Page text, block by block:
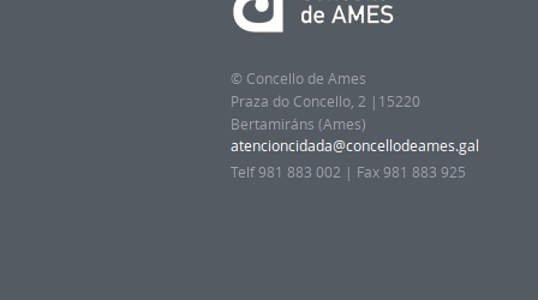
© Concello de Ames
Praza do Concello, 2 |15220
Bertamiráns (Ames)
Telf 981 883 002 | Fax 981 883 925